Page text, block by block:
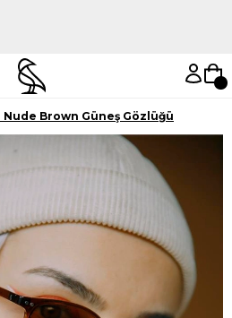
Nude Brown Güneş Gözlüğü